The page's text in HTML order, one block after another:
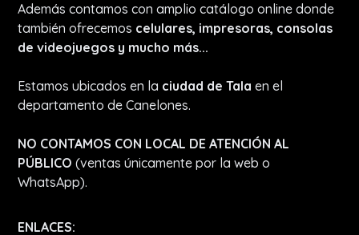
Además contamos con amplio catálogo online donde
también ofrecemos celulares, impresoras, consolas
de videojuegos y mucho más...
Estamos ubicados en la ciudad de Tala en el
departamento de Canelones.
NO CONTAMOS CON LOCAL DE ATENCIÓN AL
PÚBLICO (ventas únicamente por la web o
WhatsApp).
ENLACES: